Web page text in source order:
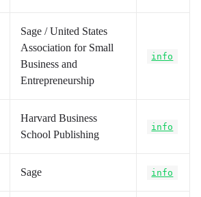
Sage / United States
Association for Small
Business and
Entrepreneurship
info
Harvard Business
School Publishing
info
Sage info